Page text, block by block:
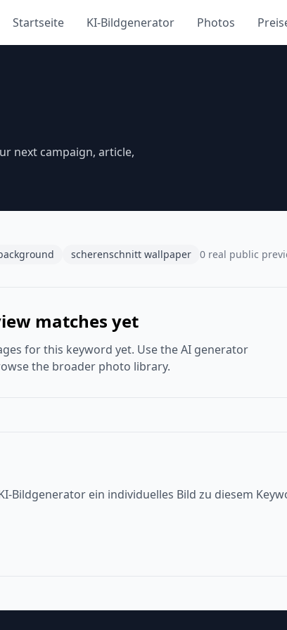
Startseite KI-Bildgenerator Photos
next campaign, article,
scherenschnitt wallpaper 0 real public
matches yet
for this keyword yet. Use the AI generator
the broader photo library.
Bildgenerator ein individuelles Bild zu diesem